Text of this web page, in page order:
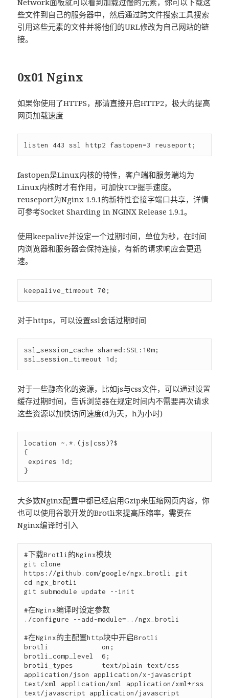
Network面板就可以看到加载过慢的元素，你可以下载这
些文件到自己的服务器中，然后通过跨文件搜索工具搜索
引用这些元素的文件并将他们的URL修改为自己网站的链
接。
0x01 Nginx
如果你使用了HTTPS，那请直接开启HTTP2，极大的提高
网页加载速度
fastopen是Linux内核的特性，客户端和服务端均为
Linux内核时才有作用，可加快TCP握手速度。
reuseport为Nginx 1.9.1的新特性套接字端口共享，详情
可参考Socket Sharding in NGINX Release 1.9.1。
使用keepalive并设定一个过期时间，单位为秒，在时间
内浏览器和服务器会保持连接，有新的请求响应会更迅
速。
对于https，可以设置ssl会话过期时间
ssl_session_cache shared:SSL:10m;
对于一些静态化的资源，比如js与css文件，可以通过设置
缓存过期时间，告诉浏览器在规定时间内不需要再次请求
这些资源以加快访问速度(d为天，h为小时)
location ~.*.(js|css)?$
{
expires 1d;
大多数Nginx配置中都已经启用Gzip来压缩网页内容，你
也可以使用谷歌开发的Brotli来提高压缩率，需要在
Nginx编译时引入
#下载Brotli的Nginx模块
git clone
https://github.com/google/ngx_brotli.git
cd ngx_brotli
git submodule update --init
#在Nginx编译时设定参数
./configure --add-module=../ngx_brotli
#在Nginx的主配置http块中开启Brotli
brotli             on;
brotli_comp_level  6;
brotli_types       text/plain text/css
application/json application/x-javascript
text/xml application/xml application/xml+rss
text/javascript application/javascript